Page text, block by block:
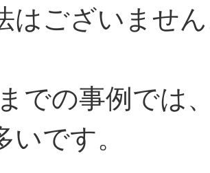
はございませ
での事例では
いです。